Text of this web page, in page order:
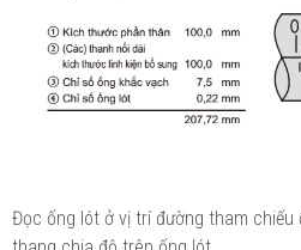
Đọc ống lót ở vị trí đường tham chiếu